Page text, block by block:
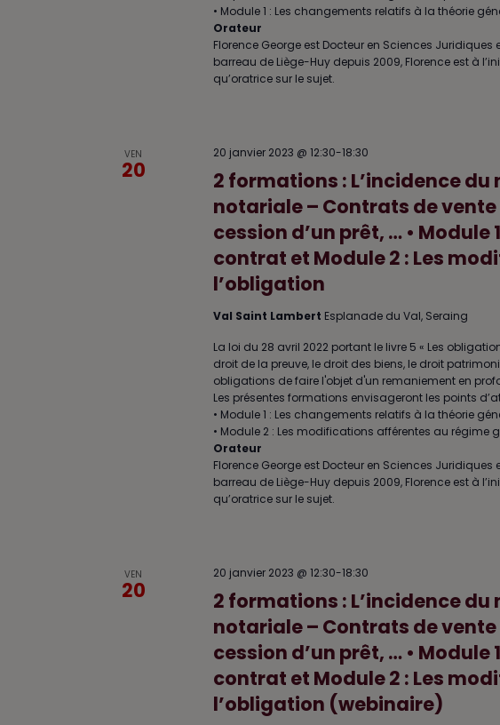
• Module 1 : Les changements relatifs à la théorie
Orateur
Florence George est Docteur en Sciences
barreau de Liège-Huy depuis 2009, Florence est à
qu’oratrice sur le sujet.
VEN
20
2 formations : L’incidence
notariale – Contrats de
cession d’un prêt, … •
contrat et Module 2 : Les
l’obligation
20 janvier 2023 @ 12:30-18:30
Val Saint Lambert Esplanade du Val, Seraing
La loi du 28 avril 2022 portant le livre 5 « Les
droit de la preuve, le droit des biens, le droit
obligations de faire l'objet d'un remaniement en
Les présentes formations envisageront les points
• Module 1 : Les changements relatifs à la théorie
• Module 2 : Les modifications afférentes au régime
Orateur
Florence George est Docteur en Sciences
barreau de Liège-Huy depuis 2009, Florence est à
qu’oratrice sur le sujet.
VEN
20
2 formations : L’incidence
notariale – Contrats de
cession d’un prêt, … •
contrat et Module 2 : Les
l’obligation (webinaire)
20 janvier 2023 @ 12:30-18:30